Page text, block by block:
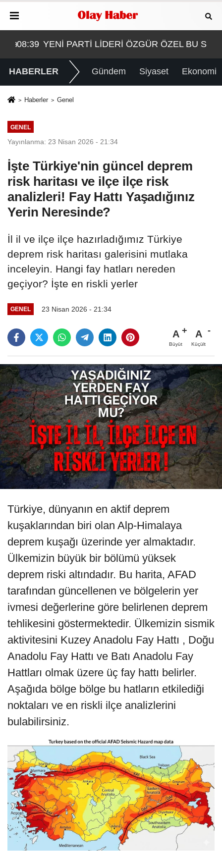
'a örgüt liderliğinden iddianame hazırlandı.. Tüm
08:39 YENİ PARTİ LİDERİ ÖZGÜR ÖZEL BU
HABERLER Gündem Siyaset Ekonomi
Haberler Genel
GENEL
Yayınlanma: 23 Nisan 2026 - 21:34
İşte Türkiye'nin güncel deprem
risk haritası ve ilçe ilçe risk
analizleri! Fay Hattı Yaşadığınız
Yerin Neresinde?
İl il ve ilçe ilçe hazırladığımız Türkiye
deprem risk haritası galerisini mutlaka
inceleyin. Hangi fay hatları nereden
geçiyor? İşte en riskli yerler
GENEL 23 Nisan 2026 - 21:34
A
Büyüt
A
Küçült
Türkiye, dünyanın en aktif deprem
kuşaklarından biri olan Alp-Himalaya
deprem kuşağı üzerinde yer almaktadır.
Ülkemizin büyük bir bölümü yüksek
deprem riski altındadır. Bu harita, AFAD
tarafından güncellenen ve bölgelerin yer
ivmesi değerlerine göre belirlenen deprem
tehlikesini göstermektedir. Ülkemizin sismik
aktivitesini Kuzey Anadolu Fay Hattı , Doğu
Anadolu Fay Hattı ve Batı Anadolu Fay
Hattları olmak üzere üç fay hattı belirler.
Aşağıda bölge bölge bu hatların etkilediği
noktaları ve en riskli ilçe analizlerini
bulabilirsiniz.